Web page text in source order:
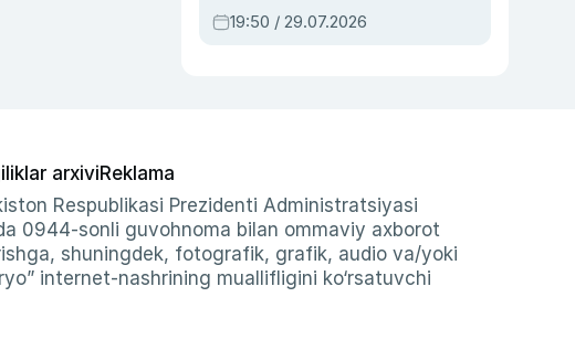
qahramon — Ukraina
armiyasi bosh
19:50 / 29.07.2026
arxiviReklama
Respublikasi Prezidenti Administratsiyasi
0944-sonli guvohnoma bilan ommaviy axborot
shuningdek, fotografik, grafik, audio va/yoki
internet-nashrining muallifligini ko‘rsatuvchi